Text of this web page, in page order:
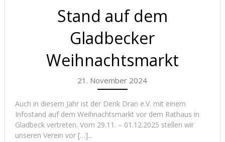
Stand auf dem
Gladbecker
Weihnachtsmarkt
21. November 2024
Auch in diesem Jahr ist der Denk Dran e.V. mit einem
Infostand auf dem Weihnachtsmarkt vor dem Rathaus in
Gladbeck vertreten. Vom 29.11. – 01.12.2025 stellen wir
unseren Verein vor […]...